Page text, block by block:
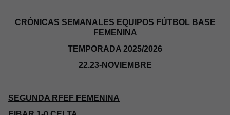
CRÓNICAS SEMANALES EQUIPOS FÚTBOL BASE
FEMENINA
TEMPORADA 2025/2026
22.23-NOVIEMBRE
SEGUNDA RFEF FEMENINA